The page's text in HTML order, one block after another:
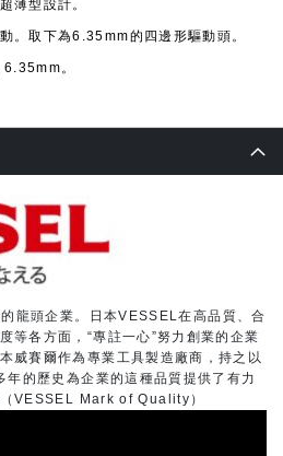
薄型設計。
。取下為6.35mm的四邊形驅動頭。
。
龍頭企業。日本VESSEL在高品質、合
等各方面，“專註一心”努力創業的企業
威賽爾作為專業工具製造廠商，持之以
的歷史為企業的這種品質提供了有力
VESSEL Mark of Quality）